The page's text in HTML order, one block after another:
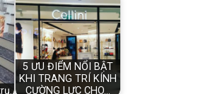
5 ƯU ĐIỂM NỔI BẬT
KHI TRANG TRÍ KÍNH
CƯỜNG LỰC CHO…